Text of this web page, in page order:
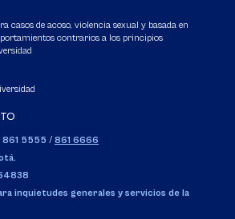
casos de acoso, violencia sexual y basada en
contrarios a los principios
5555 / 861 6666
inquietudes generales y servicios de la